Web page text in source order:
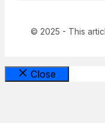
© 2025 - This
Close